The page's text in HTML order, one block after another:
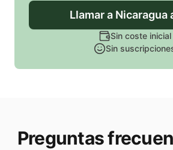
Llamara Nicaragua
Sin coste inicial
Sin
Preguntas